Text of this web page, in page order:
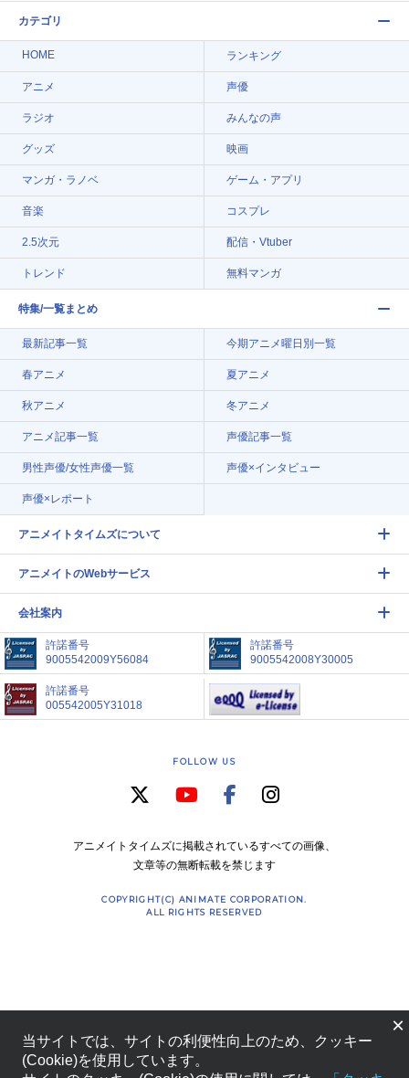
カテゴリ
HOME ランキング
アニメ 声優
ラジオ みんなの声
グッズ 映画
マンガ・ラノベ ゲーム・アプリ
音楽 コスプレ
2.5次元 配信・Vtuber
トレンド 無料マンガ
特集/一覧まとめ
最新記事一覧 今期アニメ曜日別一覧
春アニメ 夏アニメ
秋アニメ 冬アニメ
アニメ記事一覧 声優記事一覧
男性声優/女性声優一覧 声優×インタビュー
声優×レポート
アニメイトタイムズについて
アニメイトのWebサービス
会社案内
許諾番号
9005542009Y56084
許諾番号
9005542008Y30005
許諾番号
005542005Y31018
FOLLOW US
アニメイトタイムズに掲載されているすべての画像、
文章等の無断転載を禁じます
COPYRIGHT(C) ANIMATE CORPORATION.
ALL RIGHTS RESERVED
×
当サイトでは、サイトの利便性向上のため、クッキー
(Cookie)を使用しています。